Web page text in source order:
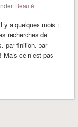
Beauté
y a quelques mois :
recherches de
par finition, par
ce n’est pas